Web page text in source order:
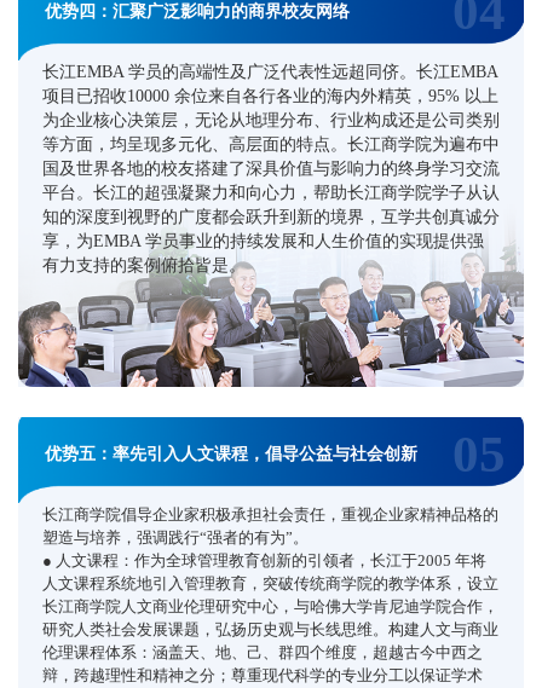
优势四：汇聚广泛影响力的商界校友网络 04
长江EMBA 学员的高端性及广泛代表性远超同侪。长江EMBA
项目已招收10000 余位来自各行各业的海内外精英，95% 以上
为企业核心决策层，无论从地理分布、行业构成还是公司类别
等方面，均呈现多元化、高层面的特点。长江商学院为遍布中
国及世界各地的校友搭建了深具价值与影响力的终身学习交流
平台。长江的超强凝聚力和向心力，帮助长江商学院学子从认
知的深度到视野的广度都会跃升到新的境界，互学共创真诚分
享，为EMBA 学员事业的持续发展和人生价值的实现提供强
有力支持的案例俯拾皆是。
优势五：率先引入人文课程，倡导公益与社会创新 05
长江商学院倡导企业家积极承担社会责任，重视企业家精神品格的
塑造与培养，强调践行“强者的有为”。
● 人文课程：作为全球管理教育创新的引领者，长江于2005 年将
人文课程系统地引入管理教育，突破传统商学院的教学体系，设立
长江商学院人文商业伦理研究中心，与哈佛大学肯尼迪学院合作，
研究人类社会发展课题，弘扬历史观与长线思维。构建人文与商业
伦理课程体系：涵盖天、地、己、群四个维度，超越古今中西之
辩，跨越理性和精神之分；尊重现代科学的专业分工以保证学术